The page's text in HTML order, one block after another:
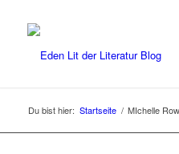
Du bist hier: Startseite / MIchelle